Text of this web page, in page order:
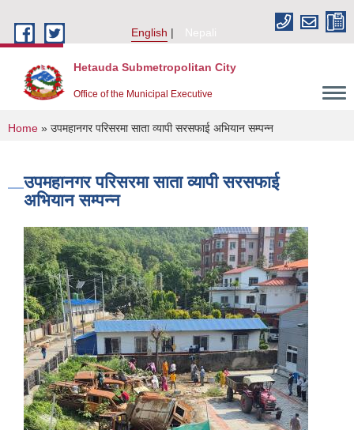
English
Nepali
Hetauda Submetropolitan City
Office of the Municipal Executive
You are here
Home » उपमहानगर परिसरमा साता व्यापी सरसफाई अभियान सम्पन्न
उपमहानगर परिसरमा साता व्यापी सरसफाई
अभियान सम्पन्न